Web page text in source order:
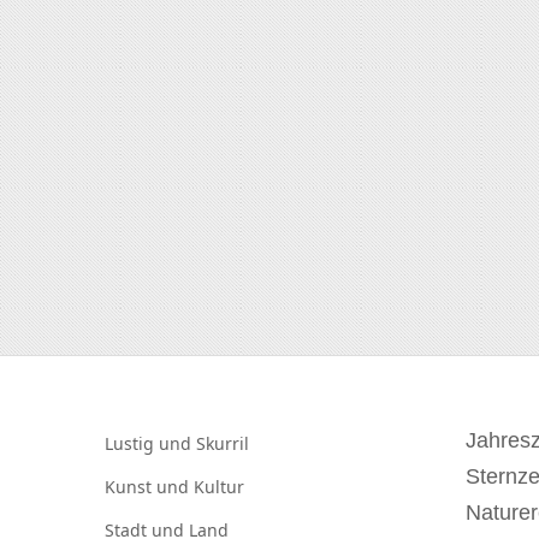
Lustig und Skurril
Kunst und Kultur
Stadt und Land